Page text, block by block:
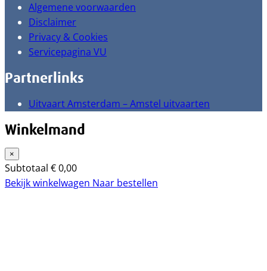
Algemene voorwaarden
Disclaimer
Privacy & Cookies
Servicepagina VU
Partnerlinks
Uitvaart Amsterdam – Amstel uitvaarten
Winkelmand
×
Subtotaal €0,00
Bekijk winkelwagen Naar bestellen